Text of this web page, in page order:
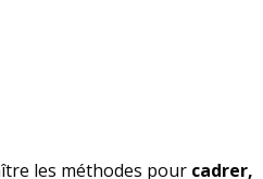
les méthodes pour cadrer,